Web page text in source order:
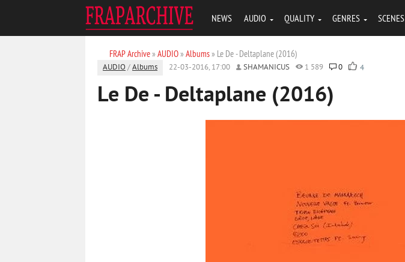
NEWS AUDIO QUALITY GENRES SCENES
FRAP Archive» AUDIO» Albums» Le De - Deltaplane (2016)
AUDIO /Albums 22-03-2016, 17:00 SHAMANICUS 1 589 0 4
Le De - Deltaplane (2016)